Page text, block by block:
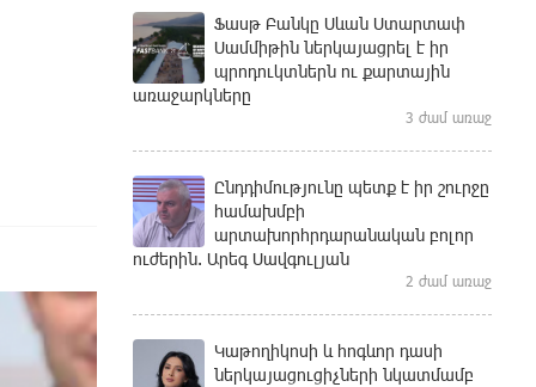
Ֆասթ Բանկը Սևան Ստարտափ
Սամմիթին ներկայացրել է իր
պրոդուկտներն ու քարտային
առաջարկները
3 ժամ առաջ
Ընդդիմությունը պետք է իր շուրջը
համախմբի
արտախորհրդարանական բոլոր
ուժերին. Արեգ Սավգուլյան
2 ժամ առաջ
Կաթողիկոսի և հոգևոր դասի
ներկայացուցիչների նկատմամբ